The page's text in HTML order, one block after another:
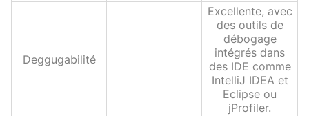
Deggugabilité
Excellente, avec
des outils de
débogage
intégrés dans
des IDE comme
IntelliJ IDEA et
Eclipse ou
jProfiler.